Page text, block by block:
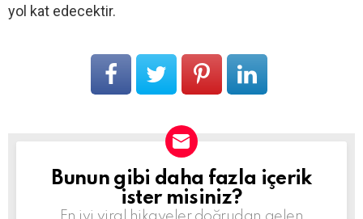
yol kat edecektir.
BÜLTEN
Bunun gibi daha fazla içerik
ister misiniz?